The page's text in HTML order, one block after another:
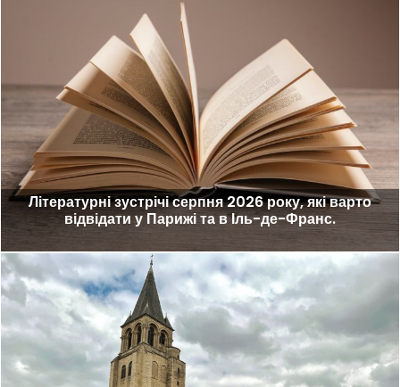
Літературні зустрічі серпня 2026 року, які варто
відвідати у Парижі та в Іль-де-Франс.